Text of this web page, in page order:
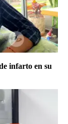
infarto en su